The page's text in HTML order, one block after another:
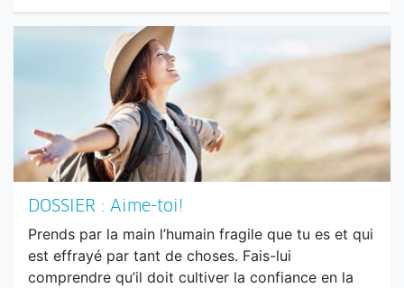
présent et de l’importance de vivre consciemment,
avec intention et gratitude. C’est une invitation à...
Lire la suite